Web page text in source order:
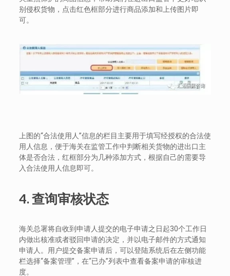
别侵权货物，点击红色框部分进行商品添加和上传图片即
可。
上图的“合法使用人”信息的栏目主要用于填写经授权的合法使
用人信息，便于海关在监管工作中判断相关货物的进出口主
体是否合法，红框部分为几种添加方式，根据自己的需要导
入合法使用人信息即可。
4. 查询审核状态
海关总署将自收到申请人提交的电子申请之日起30个工作日
内做出核准或者驳回申请的决定，并以电子邮件的方式通知
申请人。用户提交备案申请后，可以登陆系统后在左侧功能
栏选择“备案管理”，在“已办”列表中查看备案申请的审核进
度。